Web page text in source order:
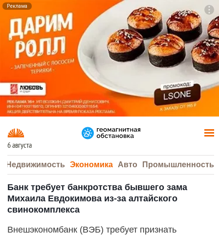
Реклама
6 августа
Недвижимость Экономика Авто Промышленность
Банк требует банкротства бывшего зама
Михаила Евдокимова из-за алтайского
свинокомплекса
Внешэкономбанк (ВЭБ) требует признать